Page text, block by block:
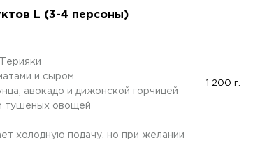
L (3-4 персоны)
и сыром
авокадо и дижонской горчицей
тушеных овощей
холодную подачу, но при желании
1 200 г.